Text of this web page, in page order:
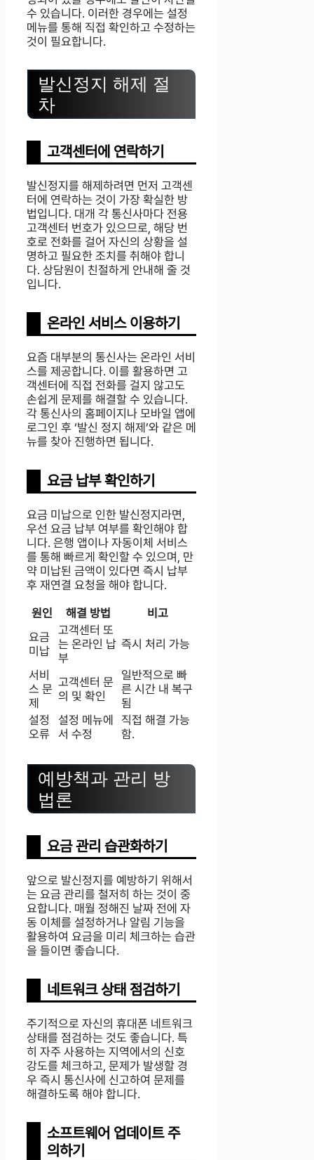
수 있습니다. 이러한 경우에는 설정
메뉴를 통해 직접 확인하고 수정하는
것이 필요합니다.
발신정지 해제 절
차
고객센터에 연락하기
발신정지를 해제하려면 먼저 고객센
터에 연락하는 것이 가장 확실한 방
법입니다. 대개 각 통신사마다 전용
고객센터 번호가 있으므로, 해당 번
호로 전화를 걸어 자신의 상황을 설
명하고 필요한 조치를 취해야 합니
다. 상담원이 친절하게 안내해 줄 것
입니다.
온라인 서비스 이용하기
요즘 대부분의 통신사는 온라인 서비
스를 제공합니다. 이를 활용하면 고
객센터에 직접 전화를 걸지 않고도
손쉽게 문제를 해결할 수 있습니다.
각 통신사의 홈페이지나 모바일 앱에
로그인 후 ‘발신 정지 해제’와 같은 메
뉴를 찾아 진행하면 됩니다.
요금 납부 확인하기
요금 미납으로 인한 발신정지라면,
우선 요금 납부 여부를 확인해야 합
니다. 은행 앱이나 자동이체 서비스
를 통해 빠르게 확인할 수 있으며, 만
약 미납된 금액이 있다면 즉시 납부
후 재연결 요청을 해야 합니다.
원인
해결 방법
비고
요금
미납
고객센터 또
는 온라인 납
부
즉시 처리 가능
서비
스 문
제
고객센터 문
의 및 확인
일반적으로 빠
른 시간 내 복구
됨
설정
오류
설정 메뉴에
서 수정
직접 해결 가능
함.
예방책과 관리 방
법론
요금 관리 습관화하기
앞으로 발신정지를 예방하기 위해서
는 요금 관리를 철저히 하는 것이 중
요합니다. 매월 정해진 날짜 전에 자
동 이체를 설정하거나 알림 기능을
활용하여 요금을 미리 체크하는 습관
을 들이면 좋습니다.
네트워크 상태 점검하기
주기적으로 자신의 휴대폰 네트워크
상태를 점검하는 것도 좋습니다. 특
히 자주 사용하는 지역에서의 신호
강도를 체크하고, 문제가 발생할 경
우 즉시 통신사에 신고하여 문제를
해결하도록 해야 합니다.
소프트웨어 업데이트 주
의하기